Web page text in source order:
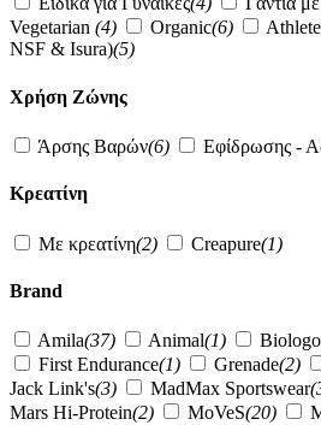
Vegetarian (4) Organic(6)
NSF & Isura)(5)
Χρήση Ζώνης
Άρσης Βαρών(6) Εφίδρωσης -
Κρεατίνη
Με κρεατίνη(2) Creapure(1)
Brand
Amila(37) Animal(1)
First Endurance(1) Grenade(2)
Jack Link's(3) MadMax Sportswear
Mars Hi-Protein(2) MoVeS(20)